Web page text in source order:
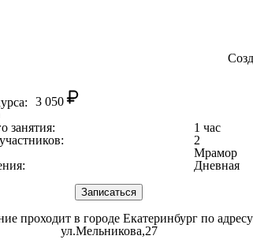
3 050
занятия:
1 час
2
Мрамор
Дневная
Записаться
проходит в городе Екатеринбург по адресу
ул.Мельникова,27